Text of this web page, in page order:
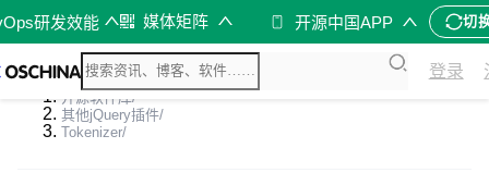
研发效能 媒体矩阵 开源中国APP 切
登录
开源软件库/
其他jQuery插件/
Tokenizer/